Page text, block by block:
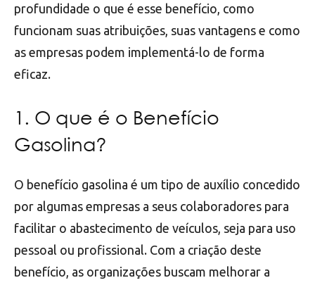
profundidade o que é esse benefício, como
funcionam suas atribuições, suas vantagens e como
as empresas podem implementá-lo de forma
eficaz.
1. O que é o Benefício
Gasolina?
O benefício gasolina é um tipo de auxílio concedido
por algumas empresas a seus colaboradores para
facilitar o abastecimento de veículos, seja para uso
pessoal ou profissional. Com a criação deste
benefício, as organizações buscam melhorar a